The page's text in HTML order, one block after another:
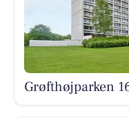
Grøfthøjparken